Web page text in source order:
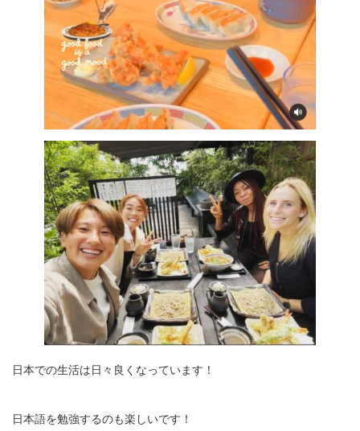
日本での生活は日々良くなっています！
日本語を勉強するのも楽しいです！